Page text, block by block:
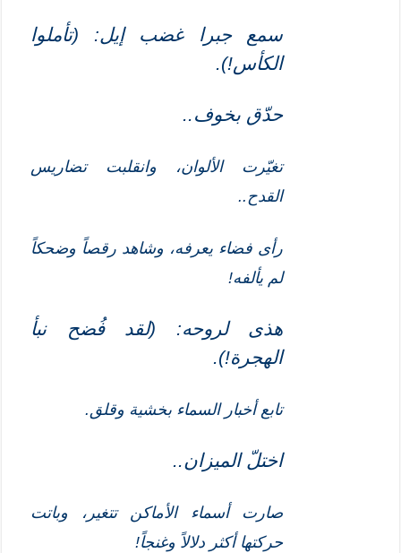
سمع جبرا غضب إيل: (تأملوا
الكأس!).
حدّق بخوف..
تغيّرت الألوان، وانقلبت تضاريس
القدح..
رأى فضاء يعرفه، وشاهد رقصاً وضحكاً
لم يألفه!
هذى لروحه: (لقد فُضح نبأ
الهجرة!).
تابع أخبار السماء بخشية وقلق.
اختلّ الميزان..
صارت أسماء الأماكن تتغير، وباتت
حركتها أكثر دلالاً وغنجاً!